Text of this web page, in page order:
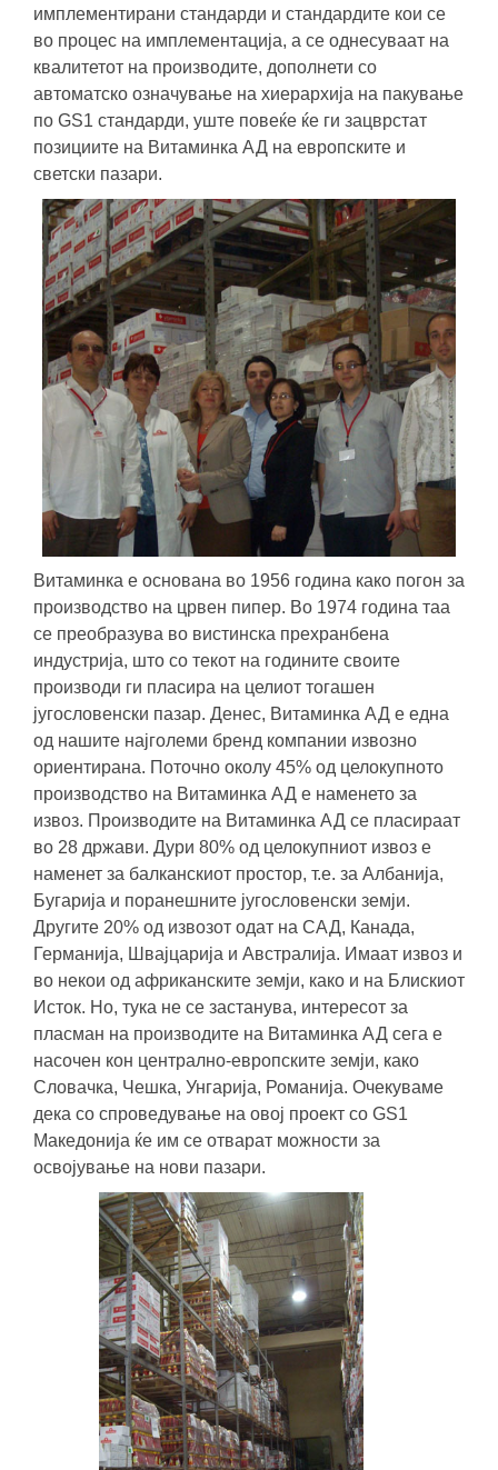
имплементирани стандарди и стандардите кои се
во процес на имплементација, а се однесуваат на
квалитетот на производите, дополнети со
автоматско означување на хиерархија на пакување
по GS1 стандарди, уште повеќе ќе ги зацврстат
позициите на Витаминка АД на европските и
светски пазари.
Витаминка е основана во 1956 година како погон за
производство на црвен пипер. Во 1974 година таа
се преобразува во вистинска прехранбена
индустрија, што со текот на годините своите
производи ги пласира на целиот тогашен
југословенски пазар. Денес, Витаминка АД е една
од нашите најголеми бренд компании извозно
ориентирана. Поточно околу 45% од целокупното
производство на Витаминка АД е наменето за
извоз. Производите на Витаминка АД се пласираат
во 28 држави. Дури 80% од целокупниот извоз е
наменет за балканскиот простор, т.е. за Албанија,
Бугарија и поранешните југословенски земји.
Другите 20% од извозот одат на САД, Канада,
Германија, Швајцарија и Австралија. Имаат извоз и
во некои од африканските земји, како и на Блискиот
Исток. Но, тука не се застанува, интересот за
пласман на производите на Витаминка АД сега е
насочен кон централно-европските земји, како
Словачка, Чешка, Унгарија, Романија. Очекуваме
дека со спроведување на овој проект со GS1
Македонија ќе им се отварат можности за
освојување на нови пазари.